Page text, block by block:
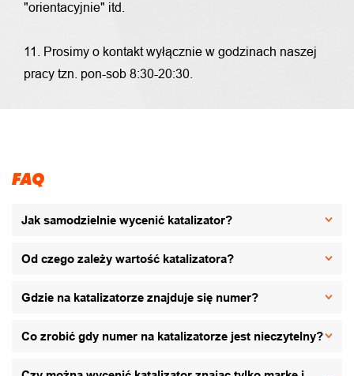
"orientacyjnie" itd.
11. Prosimy o kontakt wyłącznie w godzinach naszej
pracy tzn. pon-sob 8:30-20:30.
FAQ
Jak samodzielnie wycenić katalizator?
Od czego zależy wartość katalizatora?
Gdzie na katalizatorze znajduje się numer?
Co zrobić gdy numer na katalizatorze jest nieczytelny?